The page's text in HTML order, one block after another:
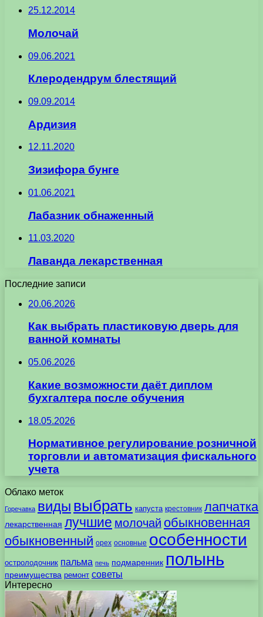
25.12.2014
Молочай
09.06.2021
Клеродендрум блестящий
09.09.2014
Ардизия
12.11.2020
Зизифора бунге
01.06.2021
Лабазник обнаженный
11.03.2020
Лаванда лекарственная
Последние записи
20.06.2026
Как выбрать пластиковую дверь для
ванной комнаты
05.06.2026
Какие возможности даёт диплом
бухгалтера после обучения
18.05.2026
Нормативное регулирование розничной
торговли и автоматизация фискального
учета
Облако меток
Горечавка виды выбрать капуста крестовник лапчатка
лекарственная лучшие молочай обыкновенная
обыкновенный орех основные особенности
остролодочник пальма печь подмаренник полынь
преимущества ремонт советы
Интересно